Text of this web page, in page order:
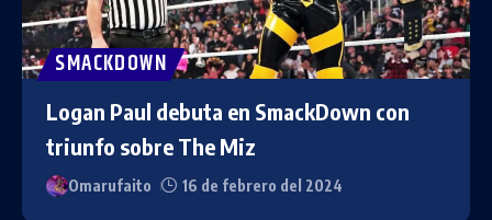
SMACKDOWN
Logan Paul debuta en SmackDown con
triunfo sobre The Miz
Omarufaito 16 de febrero del 2024